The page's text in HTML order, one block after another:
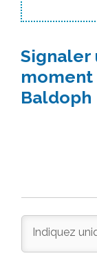
Signaler
moment
Baldoph